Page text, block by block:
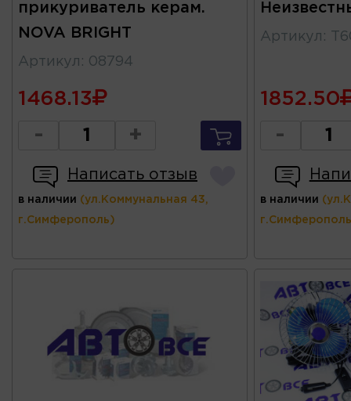
прикуриватель керам.
NOVA BRIGHT
Артикул : 08794
1468.13
- +
Написать отзыв
в наличии (ул.Коммунальная 43,
г.Симферополь)
Артикул :
1852.50
-
в наличии